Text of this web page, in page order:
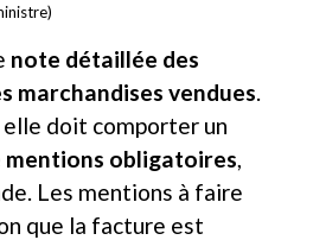
note détaillée des
marchandises vendues
, elle doit comporter un
mentions obligatoires
Les mentions à faire
que la facture est